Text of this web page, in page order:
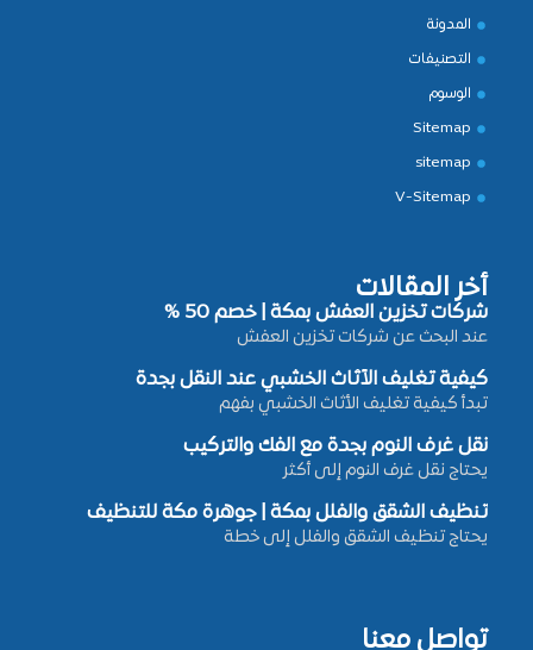
المدونة
التصنيفات
الوسوم
Sitemap
sitemap
V-Sitemap
أخر المقالات
شركات تخزين العفش بمكة | خصم 50 %
عند البحث عن شركات تخزين العفش
كيفية تغليف الأثاث الخشبي عند النقل بجدة
تبدأ كيفية تغليف الأثاث الخشبي بفهم
نقل غرف النوم بجدة مع الفك والتركيب
يحتاج نقل غرف النوم إلى أكثر
تنظيف الشقق والفلل بمكة | جوهرة مكة للتنظيف
يحتاج تنظيف الشقق والفلل إلى خطة
تواصل معنا